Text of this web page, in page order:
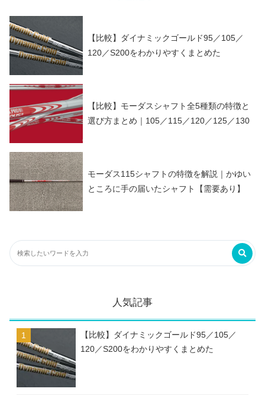
【比較】ダイナミックゴールド95／105／
120／S200をわかりやすくまとめた
【比較】モーダスシャフト全5種類の特徴と
選び方まとめ｜105／115／120／125／130
モーダス115シャフトの特徴を解説｜かゆい
ところに手の届いたシャフト【需要あり】
人気記事
【比較】ダイナミックゴールド95／105／
120／S200をわかりやすくまとめた